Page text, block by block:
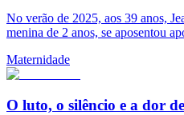
No verão de 2025, aos 39 anos,
menina de 2 anos, se aposentou
Maternidade
O luto, o silêncio e a dor